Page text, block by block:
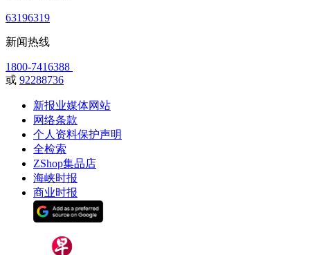
63196319
新闻热线
1800-7416388
或 92288736
新报业媒体网站
网络条款
个人资料保护声明
全检索
ZShop集品店
海峡时报
商业时报